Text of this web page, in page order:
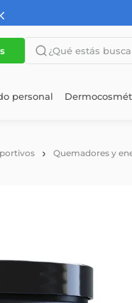
¿Qué estás buscando?
personal
Quemadores y